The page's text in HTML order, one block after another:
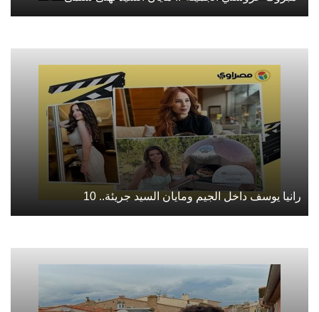
رانيا يوسف داخل الجيم ومايان السيد جريئة.. 10